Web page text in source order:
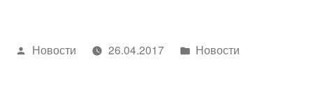
Написано
Новости 26.04.2017
Написано
Новости